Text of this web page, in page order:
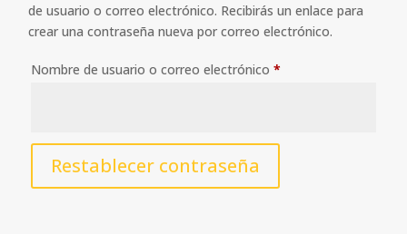
de usuario o correo electrónico. Recibirás un enlace para
crear una contraseña nueva por correo electrónico.
Nombre de usuario o correo electrónico*
Restablecer contraseña